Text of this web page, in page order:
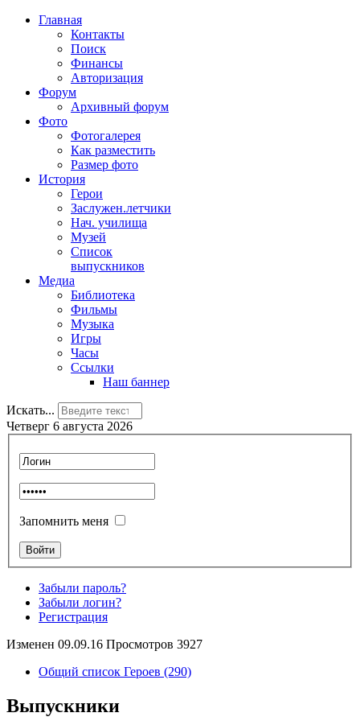
Главная
Контакты
Поиск
Финансы
Авторизация
Форум
Архивный форум
Фото
Фотогалерея
Как разместить
Размер фото
История
Герои
Заслужен.летчики
Нач. училища
Музей
Список
выпускников
Медиа
Библиотека
Фильмы
Музыка
Игры
Часы
Ссылки
Наш баннер
Искать...
Четверг 6 августа 2026
Запомнить меня
Забыли пароль?
Забыли логин?
Регистрация
Изменен 09.09.16 Просмотров 3927
Общий список Героев (290)
Выпускники